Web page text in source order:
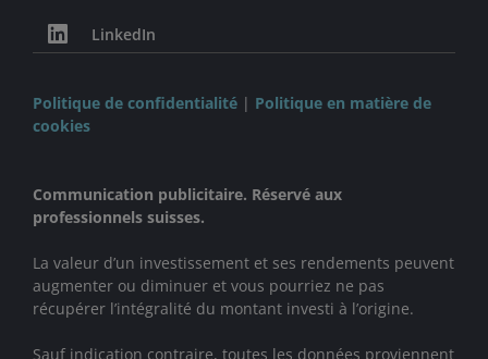
LinkedIn
Politique de confidentialité | Politique en matière de
cookies
Communication publicitaire. Réservé aux
professionnels suisses.
La valeur d’un investissement et ses rendements peuvent
augmenter ou diminuer et vous pourriez ne pas
récupérer l’intégralité du montant investi à l’origine.
Sauf indication contraire, toutes les données proviennent